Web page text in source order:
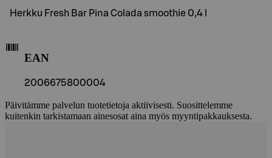
Herkku Fresh Bar Pina Colada smoothie 0,4 l
EAN
2006675800004
Päivitämme palvelun tuotetietoja aktiivisesti. Suosittelemme
kuitenkin tarkistamaan ainesosat aina myös myyntipakkauksesta.